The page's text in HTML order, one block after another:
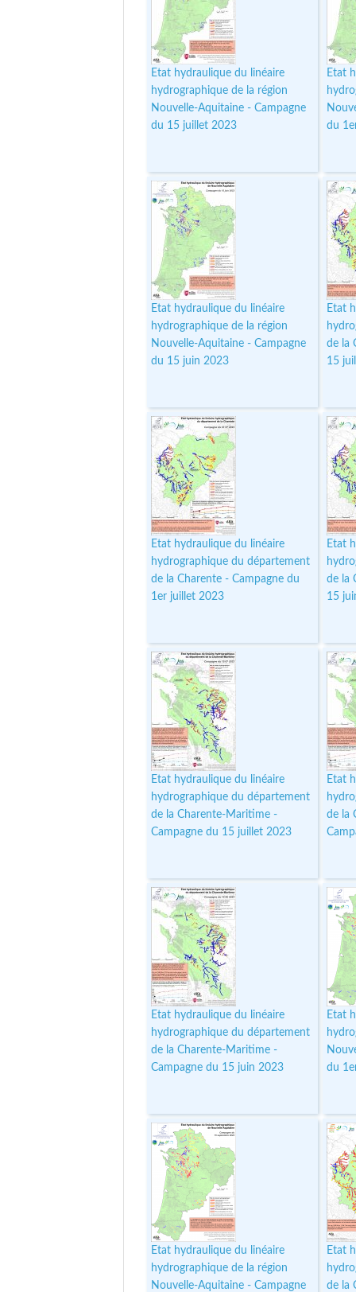
Etat hydraulique du linéaire
hydrographique de la région
Nouvelle-Aquitaine - Campagne
du 15 juillet 2023
Etat
du
Etat hydraulique du linéaire
hydrographique de la région
Nouvelle-Aquitaine - Campagne
du 15 juin 2023
Etat
de la
15
Etat hydraulique du linéaire
hydrographique du département
de la Charente - Campagne du
1er juillet 2023
Etat
de la
15
Etat hydraulique du linéaire
hydrographique du département
de la Charente-Maritime -
Campagne du 15 juillet 2023
Etat
de la
Etat hydraulique du linéaire
hydrographique du département
de la Charente-Maritime -
Campagne du 15 juin 2023
Etat
du
Etat hydraulique du linéaire
hydrographique de la région
Nouvelle-Aquitaine - Campagne
Etat
de la